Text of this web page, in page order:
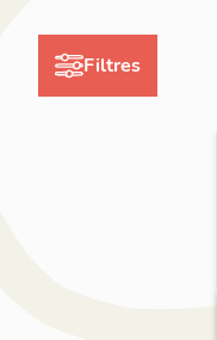
Filtres